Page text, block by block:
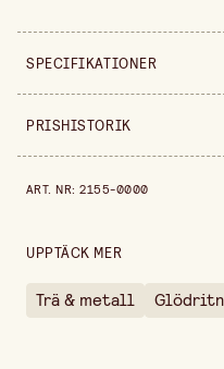
SPECIFIKATIONER
Säljs i
PRISHISTORIK
ART. NR:2155-0000
UPPTÄCK MER
Trä & metall